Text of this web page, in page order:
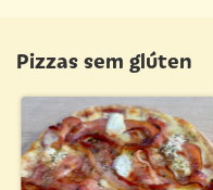
Pizzas sem glúten